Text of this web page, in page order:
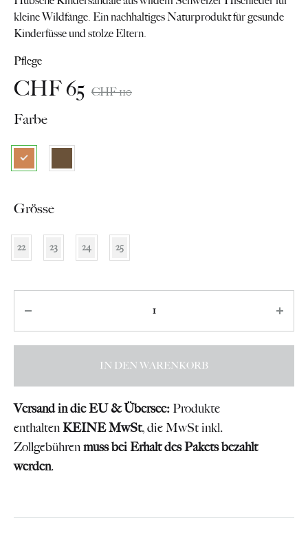
kleine Wildfänge. Ein nachhaltiges Naturprodukt für gesunde
Kinderfüsse und stolze Eltern.
Pflege
CHF65 CHF110
Farbe
Grösse
22 23 24 25
IN DEN WARENKORB
Versand in die EU & Übersee: Produkte
enthaltenKEINE MwSt, die MwSt inkl.
Zollgebührenmuss bei Erhalt des Pakets bezahlt
werden.